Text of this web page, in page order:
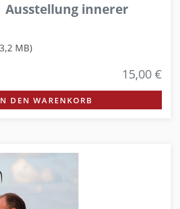
Ausstellung innerer
MB)
15,00 €
DEN WARENKORB